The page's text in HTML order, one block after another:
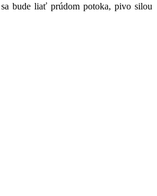
bude liať prúdom potoka, pivo silou